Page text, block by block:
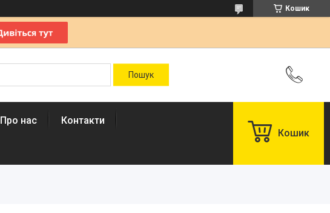
Кошик
Про нас Контакти
Кошик